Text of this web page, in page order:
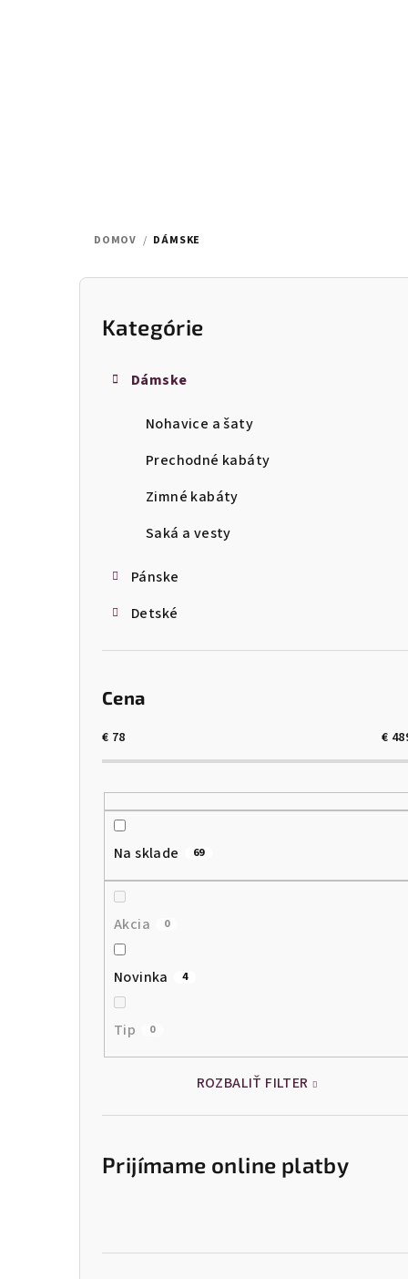
DOMOV / DÁMSKE
B
Preskočiť
kategórie
Kategórie
Dámske
Nohavice a šaty
Prechodné kabáty
Zimné kabáty
Saká a vesty
Pánske
Detské
Cena
€ 78 €
Na sklade 69
Akcia 0
Novinka 4
Tip 0
ROZBALIŤ FILTER
Prijímame online platby